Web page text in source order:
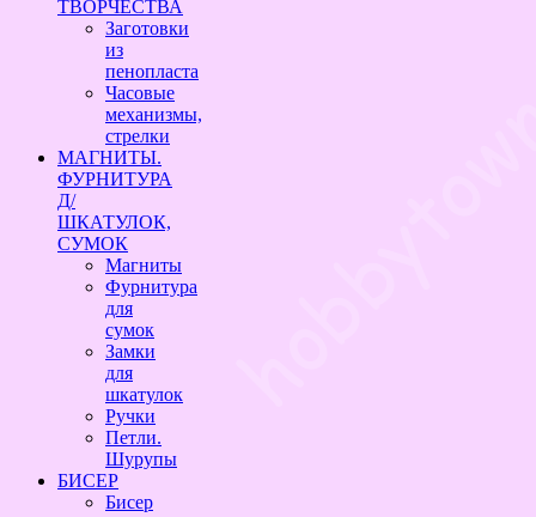
ТВОРЧЕСТВА
Заготовки
из
пенопласта
Часовые
механизмы,
стрелки
МАГНИТЫ.
ФУРНИТУРА
Д/
ШКАТУЛОК,
СУМОК
Магниты
Фурнитура
для
сумок
Замки
для
шкатулок
Ручки
Петли.
Шурупы
БИСЕР
Бисер